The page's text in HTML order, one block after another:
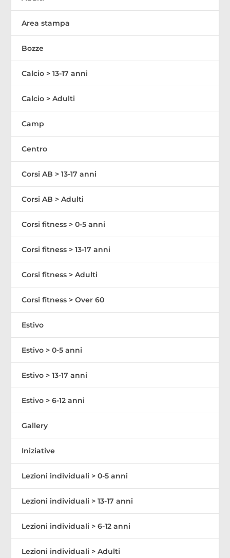
Area stampa
Bozze
Calcio > 13-17 anni
Calcio > Adulti
Camp
Centro
Corsi AB > 13-17 anni
Corsi AB > Adulti
Corsi fitness > 0-5 anni
Corsi fitness > 13-17 anni
Corsi fitness > Adulti
Corsi fitness > Over 60
Estivo
Estivo > 0-5 anni
Estivo > 13-17 anni
Estivo > 6-12 anni
Gallery
Iniziative
Lezioni individuali > 0-5 anni
Lezioni individuali > 13-17 anni
Lezioni individuali > 6-12 anni
Lezioni individuali > Adulti